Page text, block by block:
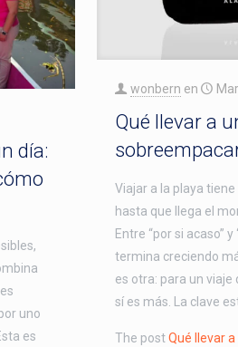
día:
uno
es
wonbern en
Qué llevar a
Viajar a la playa
hasta que llega el
Entre “por si acaso”
termina creciendo
es otra: para un viaje
sí es más. La clave
The postQué llevar